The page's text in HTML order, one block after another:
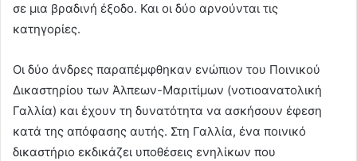
σε μια βραδινή έξοδο. Και οι δύο αρνούνται τις
κατηγορίες.
Οι δύο άνδρες παραπέμφθηκαν ενώπιον του Ποινικού
Δικαστηρίου των Άλπεων-Μαριτίμων (νοτιοανατολική
Γαλλία) και έχουν τη δυνατότητα να ασκήσουν έφεση
κατά της απόφασης αυτής. Στη Γαλλία, ένα ποινικό
δικαστήριο εκδικάζει υποθέσεις ενηλίκων που